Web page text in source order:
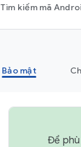
Tìm kiếm mã
Bảo mật
Để